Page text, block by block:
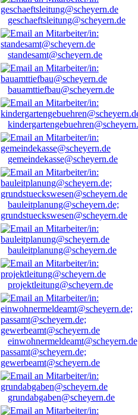
geschaeftsleitung@scheyern.de
standesamt@scheyern.de
bauamttiefbau@scheyern.de
gemeindekasse@scheyern.de
bauleitplanung@scheyern.de;
grundstueckswesen@scheyern.de
bauleitplanung@scheyern.de
projektleitung@scheyern.de
passamt@scheyern.de;
gewerbeamt@scheyern.de
grundabgaben@scheyern.de